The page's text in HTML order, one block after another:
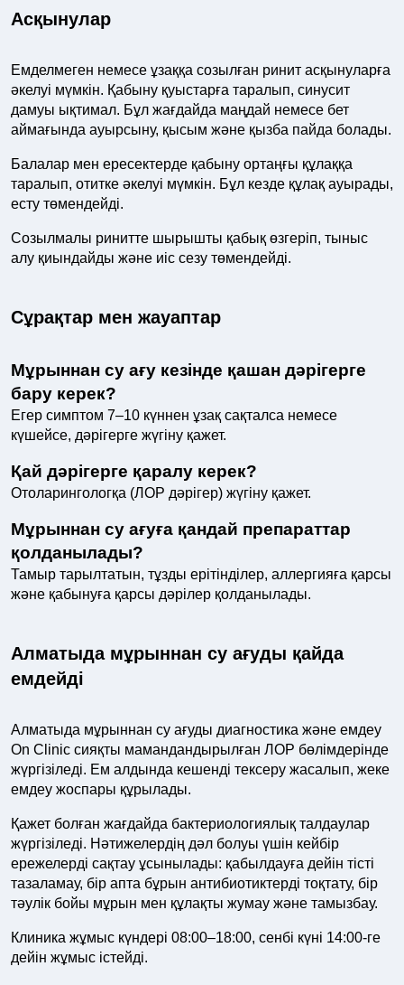
Асқынулар
Емделмеген немесе ұзаққа созылған ринит асқынуларға
әкелуі мүмкін. Қабыну қуыстарға таралып, синусит
дамуы ықтимал. Бұл жағдайда маңдай немесе бет
аймағында ауырсыну, қысым және қызба пайда болады.
Балалар мен ересектерде қабыну ортаңғы құлаққа
таралып, отитке әкелуі мүмкін. Бұл кезде құлақ ауырады,
есту төмендейді.
Созылмалы ринитте шырышты қабық өзгеріп, тыныс
алу қиындайды және иіс сезу төмендейді.
Сұрақтар мен жауаптар
Мұрыннан су ағу кезінде қашан дәрігерге
бару керек?
Егер симптом 7–10 күннен ұзақ сақталса немесе
күшейсе, дәрігерге жүгіну қажет.
Қай дәрігерге қаралу керек?
Отоларингологқа (ЛОР дәрігер) жүгіну қажет.
Мұрыннан су ағуға қандай препараттар
қолданылады?
Тамыр тарылтатын, тұзды ерітінділер, аллергияға қарсы
және қабынуға қарсы дәрілер қолданылады.
Алматыда мұрыннан су ағуды қайда
емдейді
Алматыда мұрыннан су ағуды диагностика және емдеу
On Clinic сияқты мамандандырылған ЛОР бөлімдерінде
жүргізіледі. Ем алдында кешенді тексеру жасалып, жеке
емдеу жоспары құрылады.
Қажет болған жағдайда бактериологиялық талдаулар
жүргізіледі. Нәтижелердің дәл болуы үшін кейбір
ережелерді сақтау ұсынылады: қабылдауға дейін тісті
тазаламау, бір апта бұрын антибиотиктерді тоқтату, бір
тәулік бойы мұрын мен құлақты жумау және тамызбау.
Клиника жұмыс күндері 08:00–18:00, сенбі күні 14:00-ге
дейін жұмыс істейді.